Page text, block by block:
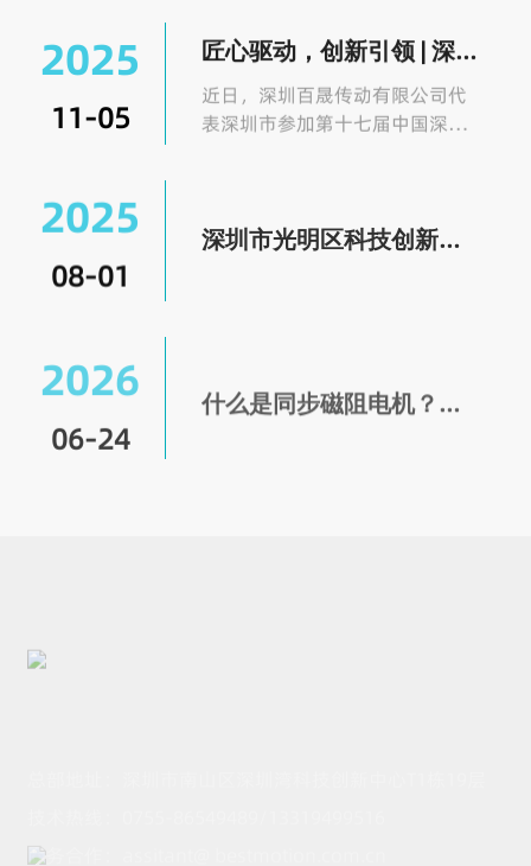
2025
11-05
匠心驱动，创新引领 | 深圳
百晟传动荣获中国创新创
业大赛“优胜奖”
近日，深圳百晟传动有限公司代
表深圳市参加第十七届中国深圳
“优胜奖”。
2025
08-01
深圳市光明区科技创新局
2026
06-24
什么是同步磁阻电机？结